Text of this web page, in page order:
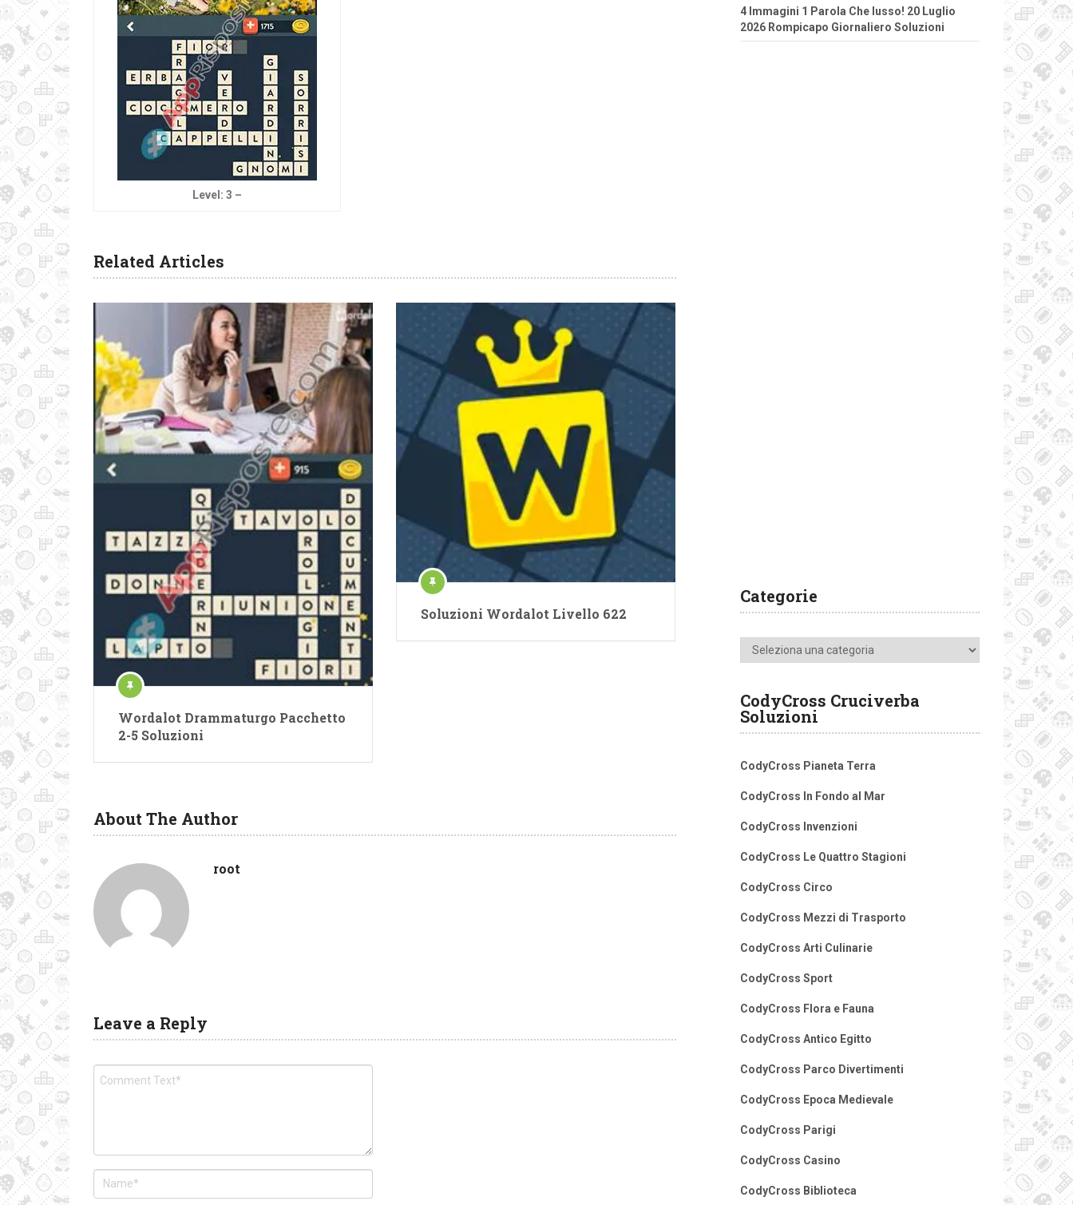
Level: 3 –
Related Articles
Wordalot Drammaturgo Pacchetto
2-5 Soluzioni
Soluzioni Wordalot Livello 622
About The Author
root
Leave a Reply
4 Immagini 1 Parola Che lusso! 20 Luglio
2026 Rompicapo Giornaliero Soluzioni
Categorie
Categorie
CodyCross Cruciverba
Soluzioni
CodyCross Pianeta Terra
CodyCross In Fondo al Mar
CodyCross Invenzioni
CodyCross Le Quattro Stagioni
CodyCross Circo
CodyCross Mezzi di Trasporto
CodyCross Arti Culinarie
CodyCross Sport
CodyCross Flora e Fauna
CodyCross Antico Egitto
CodyCross Parco Divertimenti
CodyCross Epoca Medievale
CodyCross Parigi
CodyCross Casino
CodyCross Biblioteca